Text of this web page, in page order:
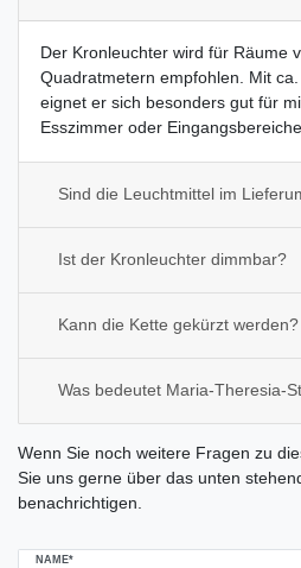
Der Kronleuchter wird für Räume
Quadratmetern empfohlen. Mit
eignet er sich besonders gut für
Esszimmer oder Eingangsbereiche.
Sind die Leuchtmittel im
Ist der Kronleuchter dimmbar?
Kann die Kette gekürzt werden?
Was bedeutet Maria-Theresia-
Wenn Sie noch weitere Fragen zu
Sie uns gerne über das unten
benachrichtigen.
NAME*